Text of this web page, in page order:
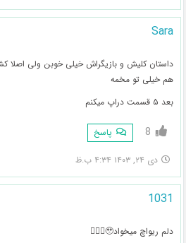
Sara
داستان کلیش و بازیگراش خیلی خوبن‌ ولی اصلا
هم خیلی تو مخمه
بعد ۵ قسمت دراپ میکنم
8 پاسخ
دی ۲۴, ۱۴۰۳ ۴:۳۴ ب.ظ
1031
دلم ریواچ میخواد🥹🧎🏻‍♀️